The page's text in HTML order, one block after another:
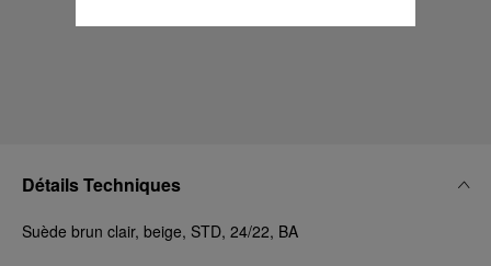
Détails Techniques
Suède brun clair, beige, STD, 24/22, BA
donnez votre consentement pour l’utilisation